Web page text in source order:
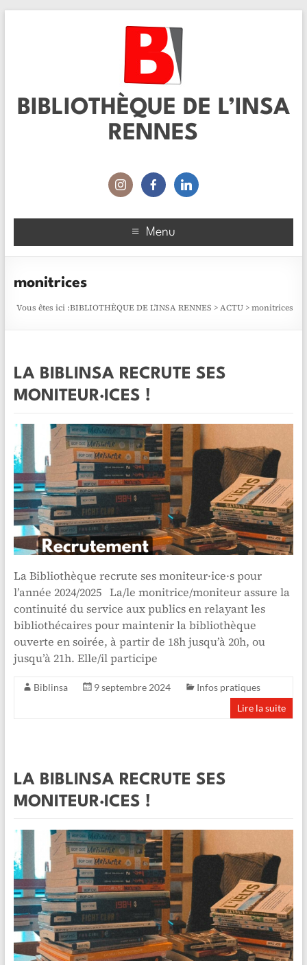
BIBLIOTHÈQUE DE L’INSA
RENNES
Menu
monitrices
Vous êtes ici :BIBLIOTHÈQUE DE L'INSA RENNES >ACTU >monitrices
LA BIBLINSA RECRUTE SES
MONITEUR·ICES !
La Bibliothèque recrute ses moniteur·ice·s pour
l’année 2024/2025 La/le monitrice/moniteur assure la
continuité du service aux publics en relayant les
bibliothécaires pour maintenir la bibliothèque
ouverte en soirée, à partir de 18h jusqu’à 20h, ou
jusqu’à 21h. Elle/il participe
Biblinsa 9 septembre 2024
Infos pratiques
Lire la suite
LA BIBLINSA RECRUTE SES
MONITEUR·ICES !